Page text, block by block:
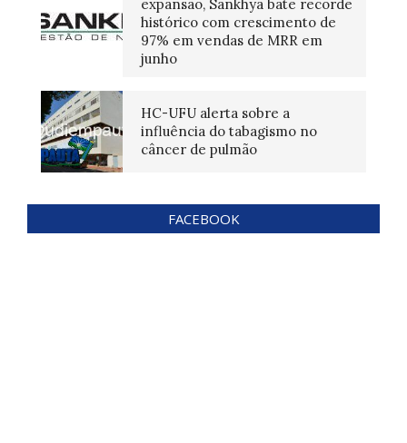
expansão, Sankhya bate recorde
histórico com crescimento de
97% em vendas de MRR em
junho
HC-UFU alerta sobre a
influência do tabagismo no
câncer de pulmão
FACEBOOK